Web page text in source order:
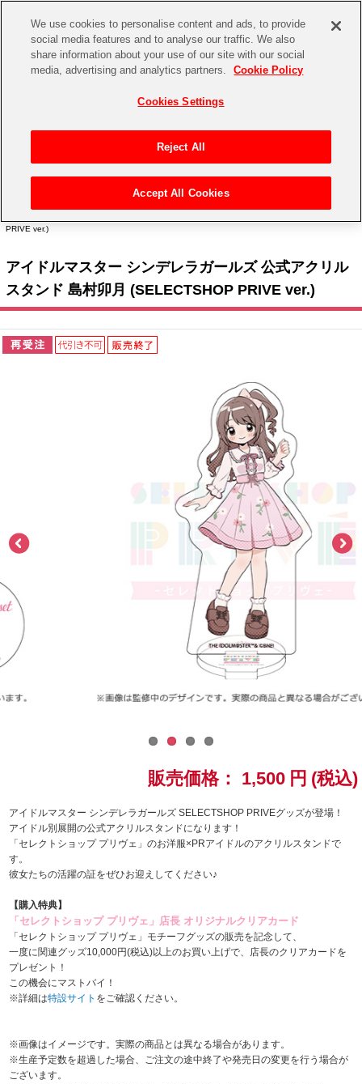
CHANNEL STORE EVENT
ASOBI STORE TOP
ゲーム 電子書籍
CD / Blu-ray
EVENT
ASOBI STAGE
プレミアム会員とは
アイドルマスターシリーズ
アイドルマスター
アイドルマスター SideM
学園アイドルマスター
太鼓の達人
パックマン
ナムコクラシック
ラブライブ！
ラブライブ！サンシャイン‼
ラブライブ！虹ヶ咲学園スクールアイドル同好会
ラブライブ！スーパースター!!
アイドリッシュセブン
イベントグッズ
トイ・ホビー
アイドルマスター シリーズ>アイドルマスター シンデレラガール
PRIVE ver.)
アイドルマスター シンデレラガールズ 公式アクリル
スタンド 島村卯月 (SELECTSHOP PRIVE ver.)
販売価格： 1,500 円 (税込)
アイドルマスター シンデレラガールズ SELECTSHOP PRIVEグッズが登場！
アイドル別展開の公式アクリルスタンドになります！
「セレクトショップ プリヴェ」のお洋服×PRアイドルのアクリルスタンドで
す。
彼女たちの活躍の証をぜひお迎えしてください♪
【購入特典】
「セレクトショップ プリヴェ」店長 オリジナルクリアカード
「セレクトショップ プリヴェ」モチーフグッズの販売を記念して、
一度に関連グッズ10,000円(税込)以上のお買い上げで、店長のクリアカードを
プレゼント！
この機会にマストバイ！
※詳細は特設サイト をご確認ください。
※画像はイメージです。実際の商品とは異なる場合があります。
※生産予定数を超過した場合、ご注文の途中終了や発売日の変更を行う場合が
ございます。
We use cookies to personalise content and ads, to provide
social media features and to analyse our traffic. We also
share information about your use of our site with our social
media, advertising and analytics partners.
Cookie Policy
Cookies Settings
Reject All
Accept All Cookies